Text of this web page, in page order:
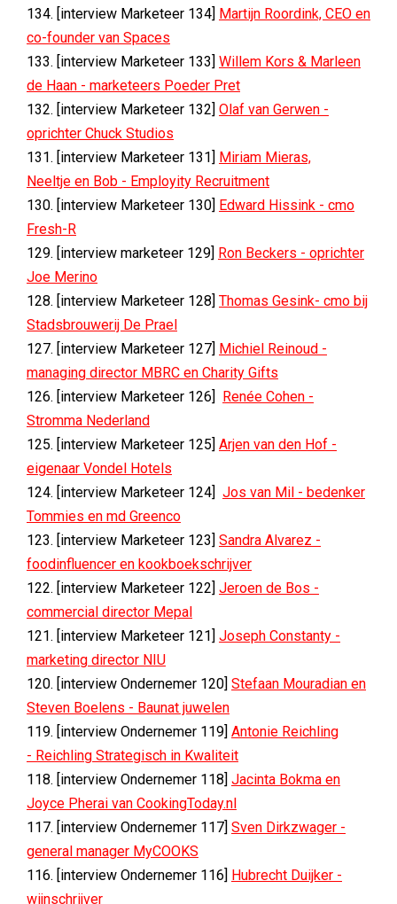
134. [interview Marketeer 134] Martijn Roordink, CEO en
co-founder van Spaces
133. [interview Marketeer 133] Willem Kors & Marleen
de Haan - marketeers Poeder Pret
132. [interview Marketeer 132] Olaf van Gerwen -
oprichter Chuck Studios
131. [interview Marketeer 131]
Miriam Mieras,
Neeltje en Bob - Employity Recruitment
130. [interview Marketeer 130] Edward Hissink - cmo
Fresh-R
129. [interview marketeer 129] Ron Beckers - oprichter
Joe Merino
128. [interview Marketeer 128] Thomas Gesink- cmo bij
Stadsbrouwerij De Prael
127. [interview Marketeer 127] Michiel Reinoud -
managing director MBRC en Charity Gifts
126. [interview Marketeer 126]
Renée Cohen -
Stromma Nederland
125. [interview Marketeer 125] Arjen van den Hof -
eigenaar Vondel Hotels
124. [interview Marketeer 124] Jos van Mil - bedenker
Tommies en md Greenco
123. [interview Marketeer 123] Sandra Alvarez -
foodinfluencer en kookboekschrijver
122. [interview Marketeer 122] Jeroen de Bos -
commercial director Mepal
121. [interview Marketeer 121] Joseph Constanty -
marketing director NIU
120. [interview Ondernemer 120] Stefaan Mouradian en
Steven Boelens - Baunat juwelen
119. [interview Ondernemer 119] Antonie Reichling
- Reichling Strategisch in Kwaliteit
118. [interview Ondernemer 118] Jacinta Bokma en
Joyce Pherai van CookingToday.nl
117. [interview Ondernemer 117] Sven Dirkzwager -
general manager MyCOOKS
116. [interview Ondernemer 116]
Hubrecht Duijker -
wijnschrijver